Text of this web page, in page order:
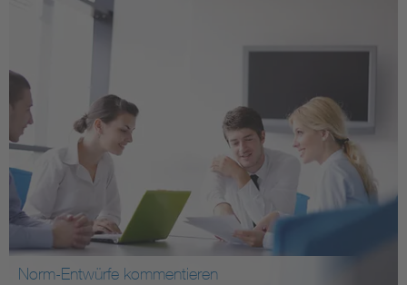
Norm-Entwürfe kommentieren